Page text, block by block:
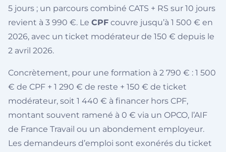
5 jours ; un parcours combiné CATS + RS sur 10 jours
revient à 3 990 €. Le CPF couvre jusqu’à 1 500 € en
2026, avec un ticket modérateur de 150 € depuis le
2 avril 2026.
Concrètement, pour une formation à 2 790 € : 1 500
€ de CPF + 1 290 € de reste + 150 € de ticket
modérateur, soit 1 440 € à financer hors CPF,
montant souvent ramené à 0 € via un OPCO, l’AIF
de France Travail ou un abondement employeur.
Les demandeurs d’emploi sont exonérés du ticket